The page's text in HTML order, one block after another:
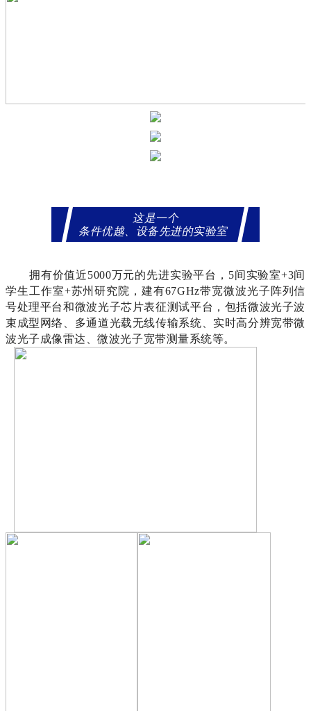
这是一个
条件优越、设备先进的实验室
拥有价值近5000万元的先进实验平台，5间实验室+3间
学生工作室+苏州研究院，建有67GHz带宽微波光子阵列信
号处理平台和微波光子芯片表征测试平台，包括微波光子波
束成型网络、多通道光载无线传输系统、实时高分辨宽带微
波光子成像雷达、微波光子宽带测量系统等。